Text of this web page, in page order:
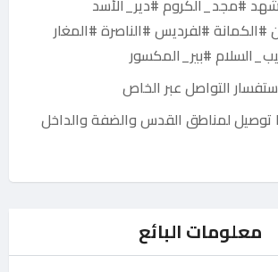
#مجد_الكروم #دير_الأسد
#لفرديس #الناصرة #المغار
#بير_المكسور
التواصل عبر الخاص
توصيل لمناطق القدس والضفة والداخل
معلومات البائع